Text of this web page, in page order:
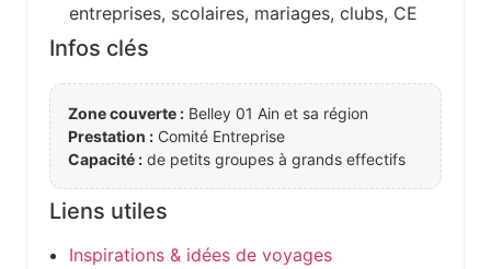
entreprises, scolaires, mariages, clubs, CE
Infos clés
Zone couverte : Belley 01 Ain et sa région
Prestation : Comité Entreprise
Capacité : de petits groupes à grands effectifs
Liens utiles
Inspirations & idées de voyages